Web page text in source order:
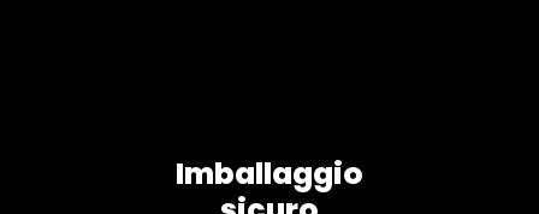
Imballaggio